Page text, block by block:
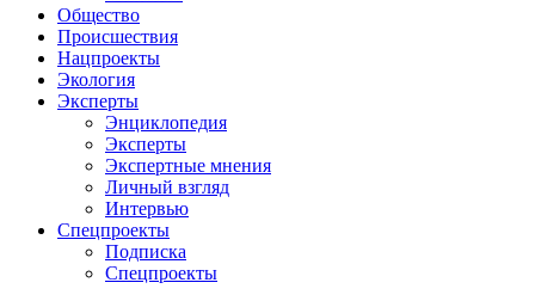
Общество
Происшествия
Нацпроекты
Экология
Эксперты
Энциклопедия
Эксперты
Экспертные мнения
Личный взгляд
Интервью
Спецпроекты
Подписка
Спецпроекты